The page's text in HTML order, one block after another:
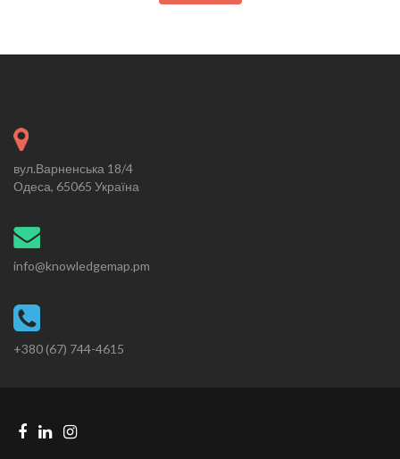
вул.Варненська 18/4
Одеса, 65065 Україна
info@knowledgemap.pm
+380 (67) 744-4615
Facebook
LinkedinInstagram